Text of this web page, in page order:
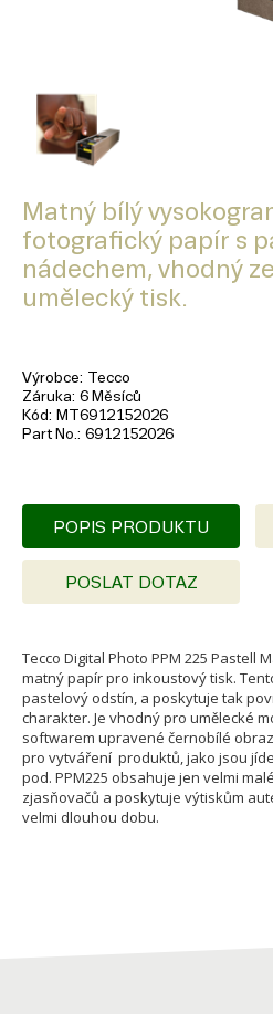
Matný bílý
fotografický papír s
nádechem, vhodný
umělecký tisk.
Výrobce Tecco
Záruka 6 Měsíců
Kód
MT6912152026
Part No. 6912152026
POPIS PRODUKTU
POSLAT DOTAZ
Tecco Digital Photo PPM 225 Pastell
matný papír pro inkoustový tisk.
pastelový odstín, a poskytuje tak
charakter. Je vhodný pro umělecké
softwarem upravené černobílé
pro vytváření produktů, jako jsou
pod. PPM225 obsahuje jen velmi
zjasňovačů a poskytuje výtiskům
velmi dlouhou dobu.